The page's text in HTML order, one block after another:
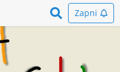
Zapni